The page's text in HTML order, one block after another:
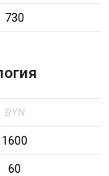
730
BYN
1600
60